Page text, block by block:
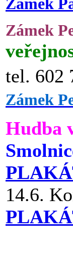
Zámek
tel. 602
Zámek
Hudba
14.6.